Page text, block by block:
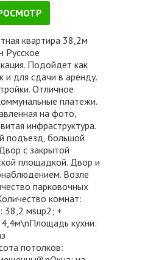
квартира 38,2м
Русское
Подойдет как
и для сдачи в аренду.
Отличное
платежи.
на фото,
инфраструктура.
подъезд, большой
с закрытой
площадкой. Двор и
Возле
парковочных
комнат:
мsup2; +
4,4м\nПлощадь кухни:
потолков: